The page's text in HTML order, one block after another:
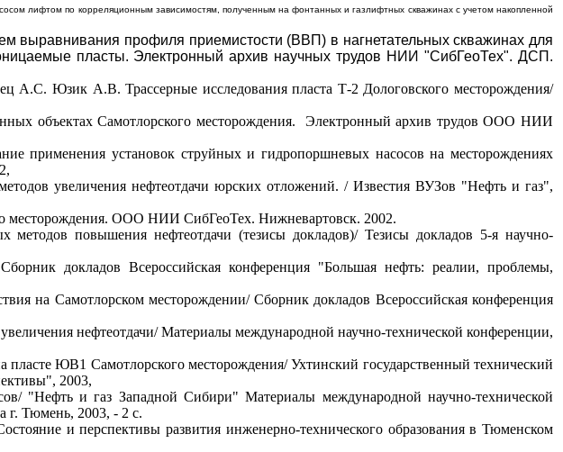
лифтом по корреляционным зависимостям, полученным нафонтанных и газлифтных скважинах с учетом накопленной
профиля приемистости (ВВП) в нагнетательных скважинах для
пласты. Электронный архив научных трудов НИИ "СибГеоТех". ДСП.
Юзик А.В. Трассерные исследования пласта Т-2 Дологовского месторождения/
объектах Самотлорского месторождения. Электронный архив трудов ООО НИИ
применения установок струйных и гидропоршневых насосов на месторождениях
увеличения нефтеотдачи юрских отложений. / Известия ВУЗов "Нефть и газ",
месторождения. ООО НИИ СибГеоТех. Нижневартовск. 2002.
повышения нефтеотдачи (тезисы докладов)/ Тезисы докладов 5-я научно-
докладов Всероссийская конференция "Большая нефть: реалии, проблемы,
на Самотлорском месторождении/ Сборник докладов Всероссийская конференция
нефтеотдачи/ Материалы международной научно-технической конференции,
ЮВ1 Самотлорского месторождения/ Ухтинский государственный технический
2003,
"Нефть и газ Западной Сибири" Материалы международной научно-технической
г. Тюмень, 2003, - 2 с.
и перспективы развития инженерно-технического образования в Тюменском